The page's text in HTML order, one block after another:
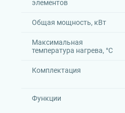
элементов
Общая мощность, кВт
Максимальная
температура нагрева, °C
Комплектация
Функции